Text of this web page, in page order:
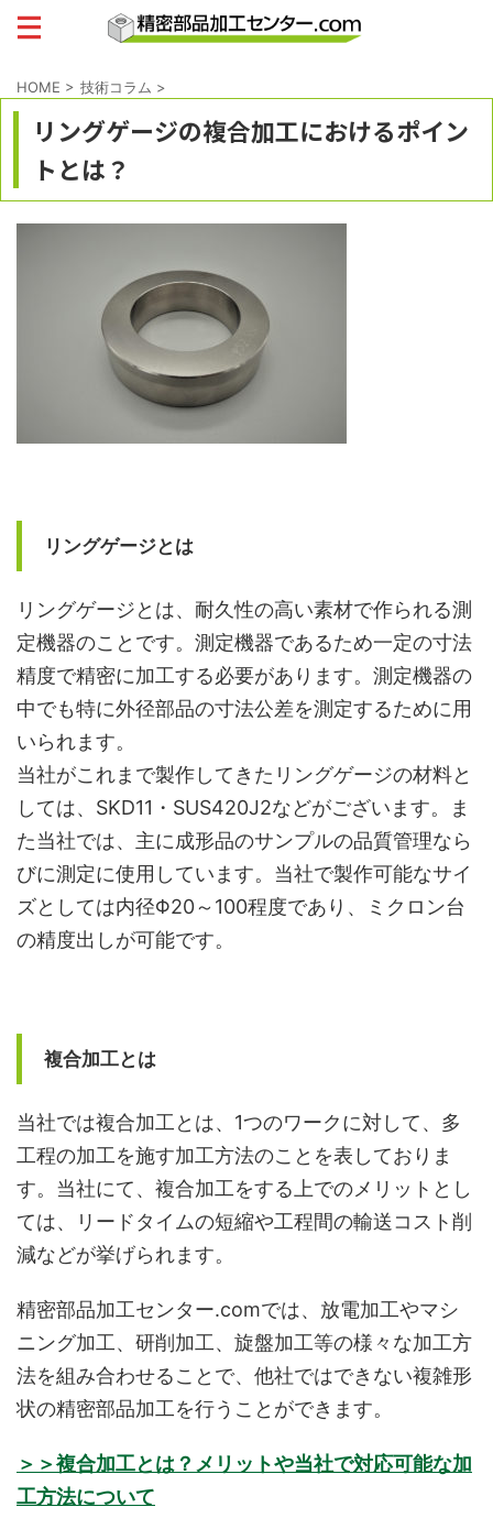
HOME > 技術コラム >
リングゲージの複合加工におけるポイン
トとは？
リングゲージとは
リングゲージとは、耐久性の高い素材で作られる測
定機器のことです。測定機器であるため一定の寸法
精度で精密に加工する必要があります。測定機器の
中でも特に外径部品の寸法公差を測定するために用
いられます。
当社がこれまで製作してきたリングゲージの材料と
しては、SKD11・SUS420J2などがございます。ま
た当社では、主に成形品のサンプルの品質管理なら
びに測定に使用しています。当社で製作可能なサイ
ズとしては内径Φ20～100程度であり、ミクロン台
の精度出しが可能です。
複合加工とは
当社では複合加工とは、1つのワークに対して、多
工程の加工を施す加工方法のことを表しておりま
す。当社にて、複合加工をする上でのメリットとし
ては、リードタイムの短縮や工程間の輸送コスト削
減などが挙げられます。
精密部品加工センター.comでは、放電加工やマシ
ニング加工、研削加工、旋盤加工等の様々な加工方
法を組み合わせることで、他社ではできない複雑形
状の精密部品加工を行うことができます。
＞＞複合加工とは？メリットや当社で対応可能な加
工方法について